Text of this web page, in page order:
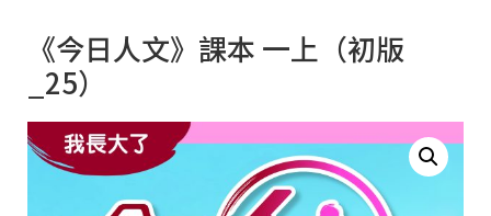
《今日人文》課本 一上（初版
_25）